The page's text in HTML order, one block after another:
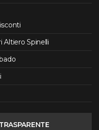
Altiero Spinelli